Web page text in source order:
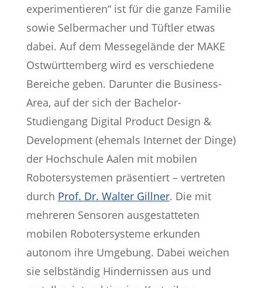
experimentieren“ ist für die ganze Familie
sowie Selbermacher und Tüftler etwas
dabei. Auf dem Messegelände der MAKE
Ostwürttemberg wird es verschiedene
Bereiche geben. Darunter die Business-
Area, auf der sich der Bachelor-
Studiengang Digital Product Design &
Development (ehemals Internet der Dinge)
der Hochschule Aalen mit mobilen
Robotersystemen präsentiert – vertreten
durch Prof. Dr. Walter Gillner. Die mit
mehreren Sensoren ausgestatteten
mobilen Robotersysteme erkunden
autonom ihre Umgebung. Dabei weichen
sie selbständig Hindernissen aus und